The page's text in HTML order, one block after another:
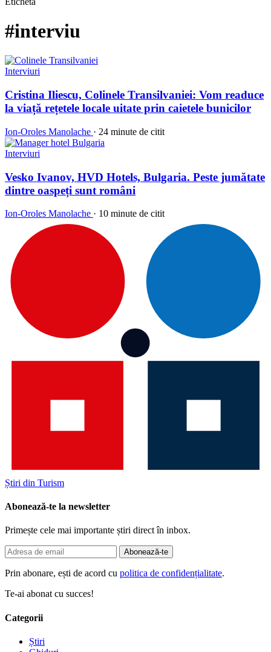
#interviu
Interviuri
Cristina Iliescu, Colinele Transilvaniei: Vom readuce
la viață rețetele locale uitate prin caietele bunicilor
Ion-Oroles Manolache · 24 minute de citit
Interviuri
Vesko Ivanov, HVD Hotels, Bulgaria. Peste jumătate
dintre oaspeți sunt români
Ion-Oroles Manolache · 10 minute de citit
Știri din Turism
Abonează-te la newsletter
Primește cele mai importante știri direct în inbox.
Abonează-te
Prin abonare, ești de acord cu politica de confidențialitate.
Te-ai abonat cu succes!
Categorii
Știri